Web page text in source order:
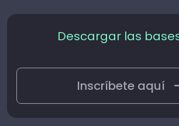
Descargar las
Inscríbete aquí